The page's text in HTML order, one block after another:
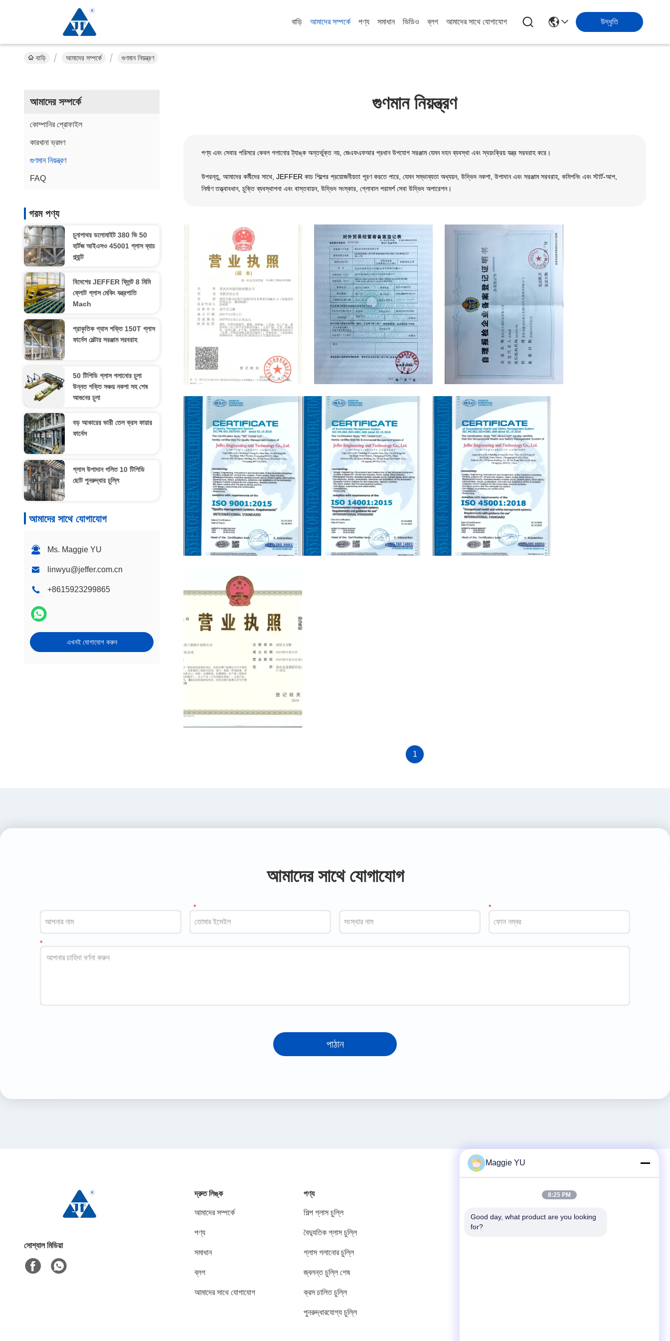
বাড়ি আমাদের সম্পর্কে পণ্য সমাধান ভিডিও ব্লগ আমাদের সাথে যোগাযোগ উদ্ধৃতি
বাড়ি আমাদের সম্পর্কে গুণমান নিয়ন্ত্রণ
আমাদের সম্পর্কে
কোম্পানির প্রোফাইল
কারখানা ভ্রমণ
গুণমান নিয়ন্ত্রণ
FAQ
গরম পণ্য
চুনাপাথর ডলোমাইট 380 ভি 50
হার্টজ আইএসও 45001 গ্লাস ব্যাচ
প্ল্যান্ট
বিদেশের JEFFER ফ্লিন্ট 8 মিমি
ফ্লোট গ্লাস মেকিং যন্ত্রপাতি
Mach
প্রাকৃতিক গ্যাস শক্তি 150T গ্লাস
ফার্নেস মেল্টার সরঞ্জাম সরবরাহ
50 টিপিডি গ্লাস গলানোর চুলা
উন্নত শক্তি সঞ্চয় নকশা সহ শেষ
আগুনের চুলা
বড় আকারের ভারী তেল ক্রস ফায়ার
ফার্নেস
গ্লাস উপাদান গলিত 10 টিপিডি
ছোট পুনরুদ্ধার চুল্লি
আমাদের সাথে যোগাযোগ
Ms. Maggie YU
linwyu@jeffer.com.cn
+8615923299865
এখনই যোগাযোগ করুন
গুণমান নিয়ন্ত্রণ
পণ্য এবং সেবার পরিসরে কেবল গলানোর ট্যাঙ্ক অন্তর্ভুক্ত নয়, জেএফএফআর প্রধান উপযোগ সরঞ্জাম যেমন দহন ব্যবস্থা এবং স্বয়ংক্রিয় যন্ত্র সরবরাহ করে।
উপরন্তু, আমাদের কর্মীদের সাথে, JEFFER কাচ শিল্পের প্রয়োজনীয়তা পূরণ করতে পারে, যেমন সম্ভাব্যতা অধ্যয়ন, উদ্ভিদ নকশা, উপাদান এবং সরঞ্জাম সরবরাহ, কমিশনিং এবং স্টার্ট-আপ,
নির্মাণ তত্ত্বাবধান, চুক্তি ব্যবস্থাপনা এবং বাস্তবায়ন, উদ্ভিদ সংস্কার, গ্লোবাল পরামর্শ সেবা উদ্ভিদ অপারেশন।
Foreign Business Operators
inspection Enterprise
1
আমাদের সাথে যোগাযোগ
পাঠান
সোশ্যাল মিডিয়া
দ্রুত লিঙ্ক
আমাদের সম্পর্কে
পণ্য
সমাধান
ব্লগ
আমাদের সাথে যোগাযোগ
পণ্য
শিল্প গ্লাস চুল্লি
বৈদ্যুতিক গ্লাস চুল্লি
গ্লাস গলানোর চুল্লি
জ্বলন্ত চুল্লি শেষ
ক্রস চালিত চুল্লি
পুনরুদ্ধারযোগ্য চুল্লি
টেলিফোন
Maggie YU
8:25 PM
Good day, what product are you looking
for?